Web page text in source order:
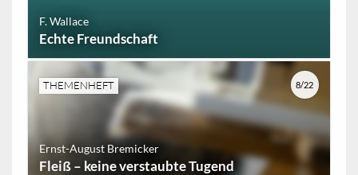
F. Wallace
Echte Freundschaft
THEMENHEFT
Ernst-August Bremicker
Fleiß – keine verstaubte Tugend
8/22